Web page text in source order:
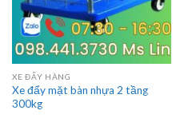
XE ĐẨY HÀNG
Xe đẩy mặt bàn nhựa 2 tầng
300kg